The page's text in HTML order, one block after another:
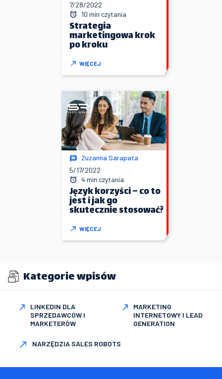
7/28/2022
10 min czytania
Strategia
marketingowa krok
po kroku
WIĘCEJ
Zuzanna Sarapata
5/17/2022
4 min czytania
Język korzyści – co to
jest i jak go
skutecznie stosować?
WIĘCEJ
Kategorie wpisów
LINKEDIN DLA
SPRZEDAWCÓW I
MARKETERÓW
MARKETING
INTERNETOWY I LEAD
GENERATION
NARZĘDZIA SALES ROBOTS